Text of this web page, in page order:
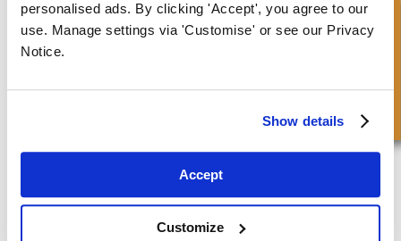
personalised ads. By clicking 'Accept', you agree to our
use. Manage settings via 'Customise' or see our Privacy
Notice.
Show details
Accept
Customize
Kit di tenuta per connettori fluidi
Richiesta Veloce